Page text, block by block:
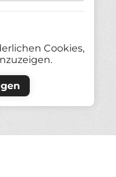
Cookies,